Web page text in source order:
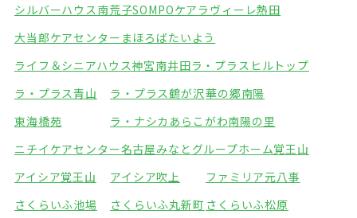
シルバーハウス南荒子SOMPOケアラヴィーレ熱田
大当郎ケアセンターまほろばたいよう
ライフ＆シニアハウス神宮南井田ラ・プラスヒルトップ
ラ・プラス青山
ラ・プラス鶴が沢華の郷南陽
東海橋苑
ラ・ナシカあらこがわ南陽の里
ニチイケアセンター名古屋みなと グループホーム覚王山
アイシア覚王山
アイシア吹上
ファミリア元八事
さくらいふ池場
さくらいふ丸新町 さくらいふ松原